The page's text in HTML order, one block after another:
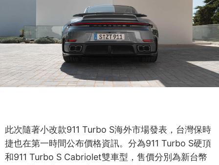
此次隨著小改款911 Turbo S海外市場發表，台灣保時
捷也在第一時間公布價格資訊。分為911 Turbo S硬頂
和911 Turbo S Cabriolet雙車型，售價分別為新台幣